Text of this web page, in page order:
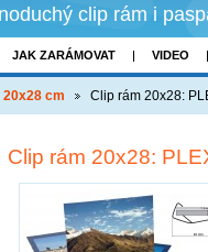
clip rám i
JAK ZARÁMOVAT VIDEO
20x28 cm Clip rám 20x28:
Clip rám 20x28: